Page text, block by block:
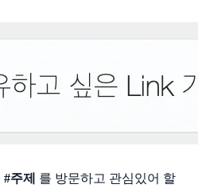
#주제
를 방문하고 관심있어 할